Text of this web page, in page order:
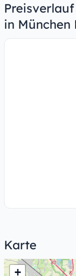
in München
Karte
+